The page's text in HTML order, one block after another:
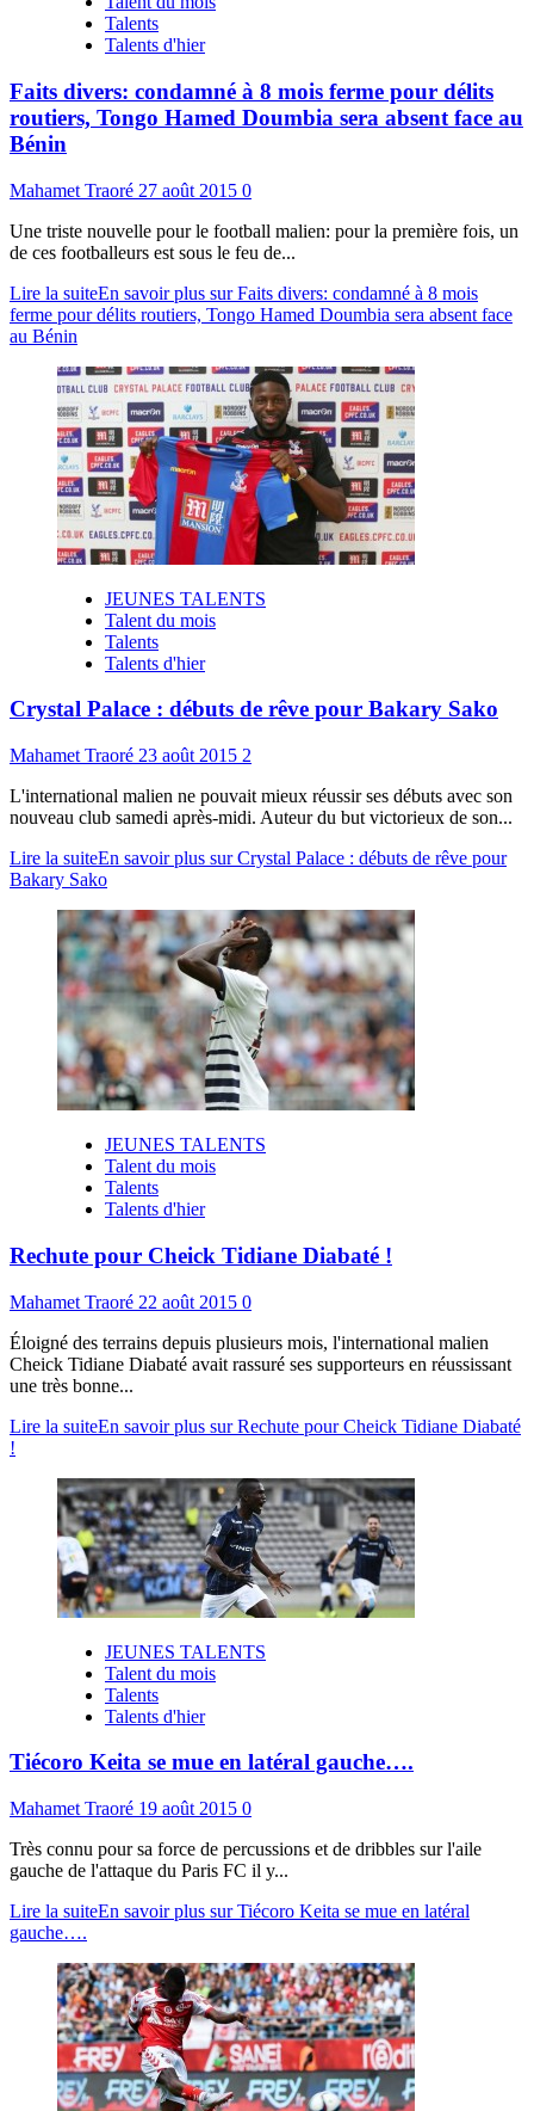
Talents
Talents d'hier
Faits divers: condamné à 8 mois ferme pour délits
routiers, Tongo Hamed Doumbia sera absent face au
Bénin
Mahamet Traoré 27 août 2015 0
Une triste nouvelle pour le football malien: pour la première fois, un
de ces footballeurs est sous le feu de...
Lire la suiteEn savoir plus sur Faits divers: condamné à 8 mois
ferme pour délits routiers, Tongo Hamed Doumbia sera absent face
au Bénin
JEUNES TALENTS
Talent du mois
Talents
Talents d'hier
Crystal Palace : débuts de rêve pour Bakary Sako
Mahamet Traoré 23 août 2015 2
L'international malien ne pouvait mieux réussir ses débuts avec son
nouveau club samedi après-midi. Auteur du but victorieux de son...
Lire la suiteEn savoir plus sur Crystal Palace : débuts de rêve pour
Bakary Sako
JEUNES TALENTS
Talent du mois
Talents
Talents d'hier
Rechute pour Cheick Tidiane Diabaté !
Mahamet Traoré 22 août 2015 0
Éloigné des terrains depuis plusieurs mois, l'international malien
Cheick Tidiane Diabaté avait rassuré ses supporteurs en réussissant
une très bonne...
Lire la suiteEn savoir plus sur Rechute pour Cheick Tidiane Diabaté
!
JEUNES TALENTS
Talent du mois
Talents
Talents d'hier
Tiécoro Keita se mue en latéral gauche….
Mahamet Traoré 19 août 2015 0
Très connu pour sa force de percussions et de dribbles sur l'aile
gauche de l'attaque du Paris FC il y...
Lire la suiteEn savoir plus sur Tiécoro Keita se mue en latéral
gauche….